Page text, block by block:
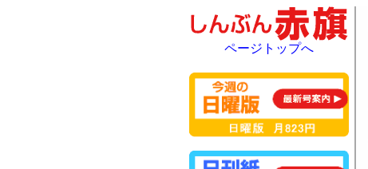
ページトップへ